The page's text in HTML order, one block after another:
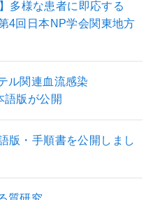
多様な患者に即応する
4回日本NP学会関東地方
ル関連血流感染
語版が公開
版・手順書を公開しまし